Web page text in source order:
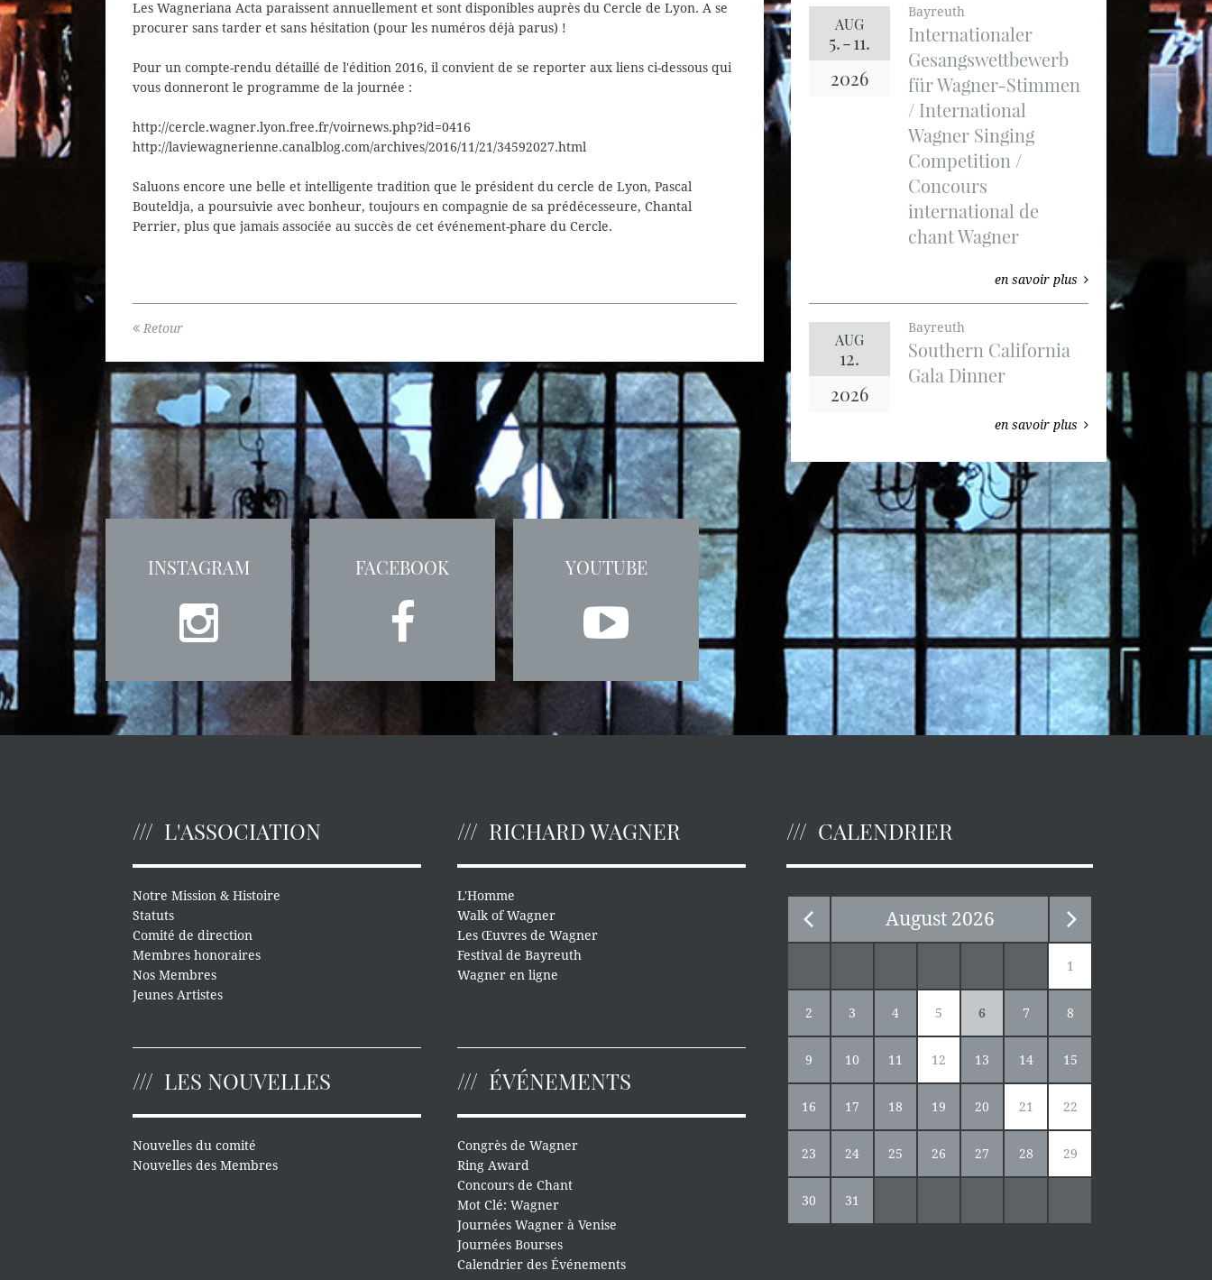
Les Wagneriana Acta paraissent annuellement et sont disponibles auprès du Cercle de Lyon. A se
procurer sans tarder et sans hésitation (pour les numéros déjà parus) !
Pour un compte-rendu détaillé de l'édition 2016, il convient de se reporter aux liens ci-dessous qui
vous donneront le programme de la journée :
http://cercle.wagner.lyon.free.fr/voirnews.php?id=0416
http://laviewagnerienne.canalblog.com/archives/2016/11/21/34592027.html
Saluons encore une belle et intelligente tradition que le président du cercle de Lyon, Pascal
Bouteldja, a poursuivie avec bonheur, toujours en compagnie de sa prédécesseure, Chantal
Perrier, plus que jamais associée au succès de cet événement-phare du Cercle.
Retour
AUG
5.-11.
2026
Bayreuth
Internationaler
Gesangswettbewerb
für Wagner-Stimmen
/ International
Wagner Singing
Competition /
Concours
international de
chant Wagner
en savoir plus
AUG
12.
2026
Bayreuth
Southern California
Gala Dinner
en savoir plus
INSTAGRAM FACEBOOK YOUTUBE
L'ASSOCIATION
Notre Mission & Histoire
Statuts
Comité de direction
Membres honoraires
Nos Membres
Jeunes Artistes
RICHARD WAGNER
L'Homme
Walk of Wagner
Les Œuvres de Wagner
Festival de Bayreuth
Wagner en ligne
LES NOUVELLES
Nouvelles du comité
Nouvelles des Membres
ÉVÉNEMENTS
Congrès de Wagner
Ring Award
Concours de Chant
Mot Clé: Wagner
Journées Wagner à Venise
Journées Bourses
Calendrier des Événements
CALENDRIER
August 2026
1
2 3 4 5 6 7 8
9 10 11 12 13 14 15
16 17 18 19 20 21 22
23 24 25 26 27 28 29
30 31